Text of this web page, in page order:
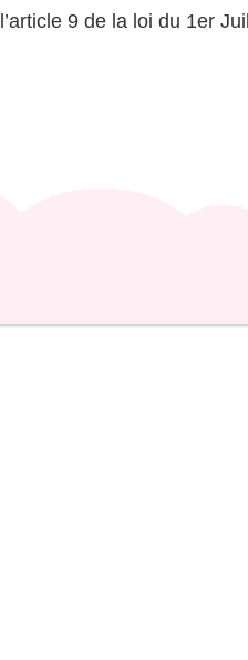
l’article 9 de la loi du 1er